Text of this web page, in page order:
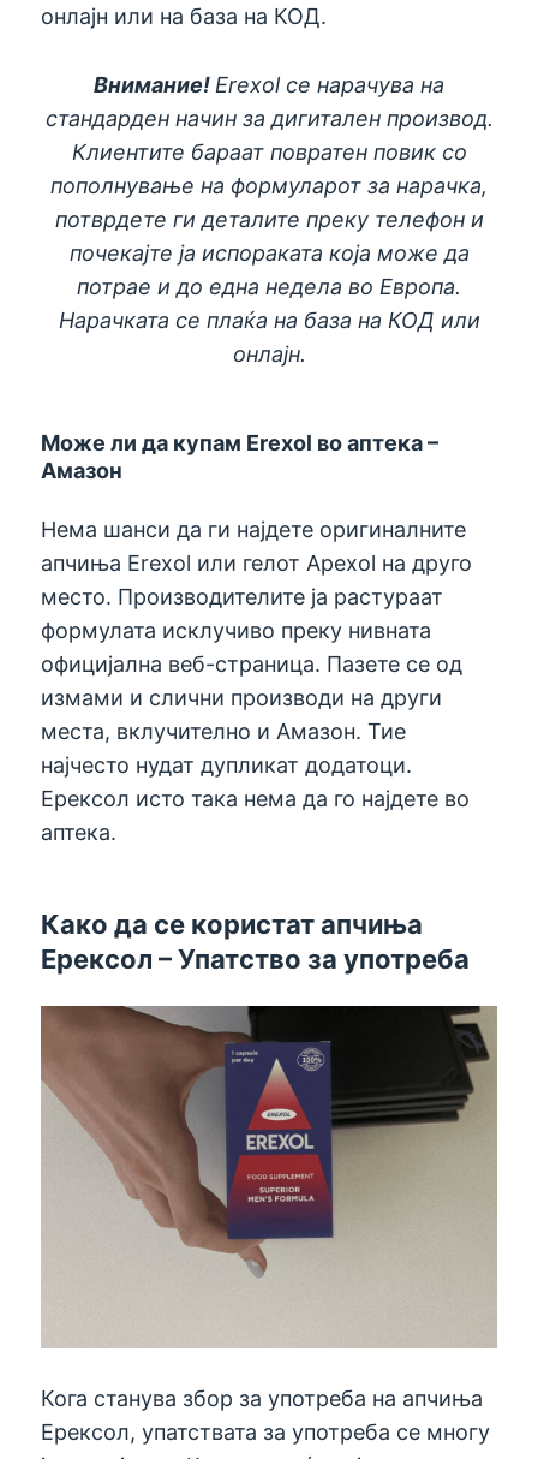
онлајн или на база на КОД.
Внимание!Erexol се нарачува на
стандарден начин за дигитален производ.
Клиентите бараат повратен повик со
пополнување на формуларот за нарачка,
потврдете ги деталите преку телефон и
почекајте ја испораката која може да
потрае и до една недела во Европа.
Нарачката се плаќа на база на КОД или
онлајн.
Може ли да купам Erexol во аптека –
Амазон
Нема шанси да ги најдете оригиналните
апчиња Erexol или гелот Apexol на друго
место. Производителите ја растураат
формулата исклучиво преку нивната
официјална веб-страница. Пазете се од
измами и слични производи на други
места, вклучително и Амазон. Тие
најчесто нудат дупликат додатоци.
Ерексол исто така нема да го најдете во
аптека.
Како да се користат апчиња
Ерексол – Упатство за употреба
Кога станува збор за употреба на апчиња
Ерексол, упатствата за употреба се многу